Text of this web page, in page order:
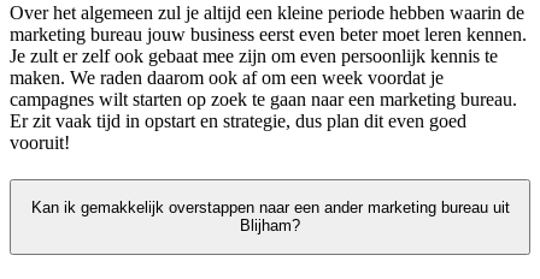
Over het algemeen zul je altijd een kleine periode hebben waarin de
marketing bureau jouw business eerst even beter moet leren kennen.
Je zult er zelf ook gebaat mee zijn om even persoonlijk kennis te
maken. We raden daarom ook af om een week voordat je
campagnes wilt starten op zoek te gaan naar een marketing bureau.
Er zit vaak tijd in opstart en strategie, dus plan dit even goed
vooruit!
Kan ik gemakkelijk overstappen naar een ander marketing bureau uit
Blijham?